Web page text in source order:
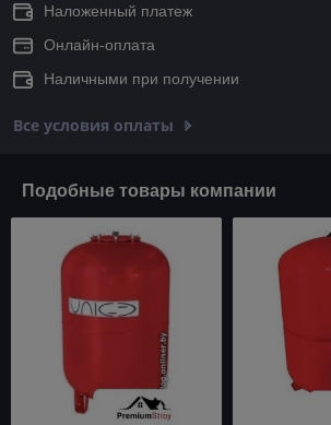
Наложенный платеж
Онлайн-оплата
Наличными при получении
Все условия оплаты
Подобные товары компании